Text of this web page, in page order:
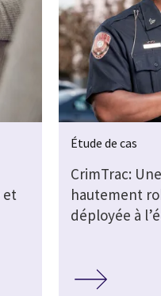
et
Étude de cas
CrimTrac:
hautement
déployée à